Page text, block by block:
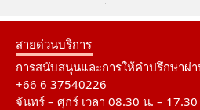
สายด่วนบริการ
การสนับสนุนและการให้คำปรึกษาผ่า
+66 6 37540226
จันทร์ – ศุกร์ เวลา 08.30 น. –